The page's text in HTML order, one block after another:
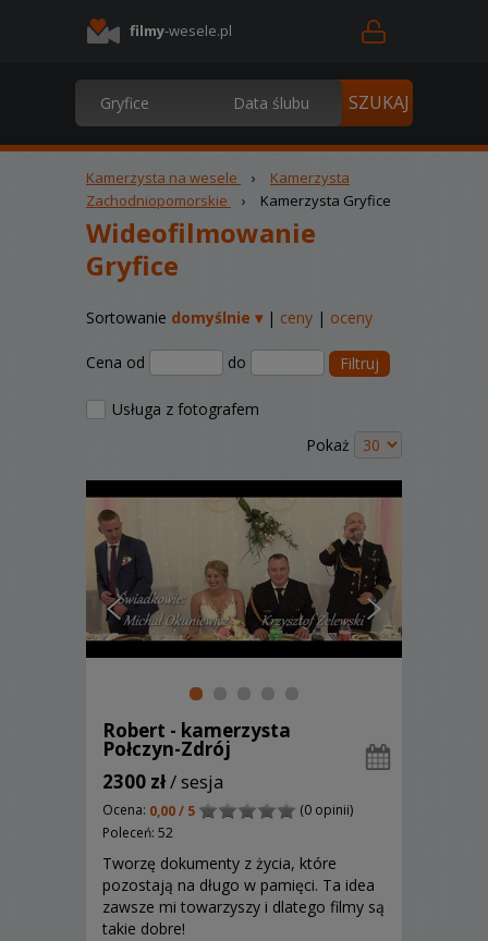
filmy-wesele.pl
Kamerzysta na wesele ›
Kamerzysta
Zachodniopomorskie
› Kamerzysta Gryfice
Wideofilmowanie
Gryfice
Sortowanie domyślnie ▾| ceny | oceny
Cena od do Filtruj
Usługa z fotografem
Pokaż
Robert - kamerzysta
Połczyn-Zdrój
2300 zł/ sesja
Ocena: 0,00 / 5
(0 opinii)
Poleceń: 52
Tworzę dokumenty z życia, które
pozostają na długo w pamięci. Ta idea
zawsze mi towarzyszy i dlatego filmy są
takie dobre!